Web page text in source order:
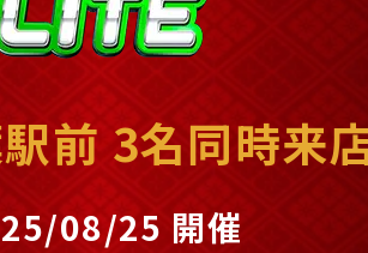
前 3名同時来
08/25 開催